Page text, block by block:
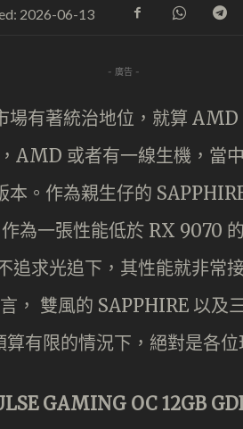
2026-06-13
- 廣告 -
有著統治地位，就算 AMD
AMD 或者有一線生機，當
本。作為親生仔的
為一張性能低於 RX 9070
追求光追下，其性能就非常
， 雙風的 SAPPHIRE 以
有限的情況下，絕對是各位
GAMING OC 12GB